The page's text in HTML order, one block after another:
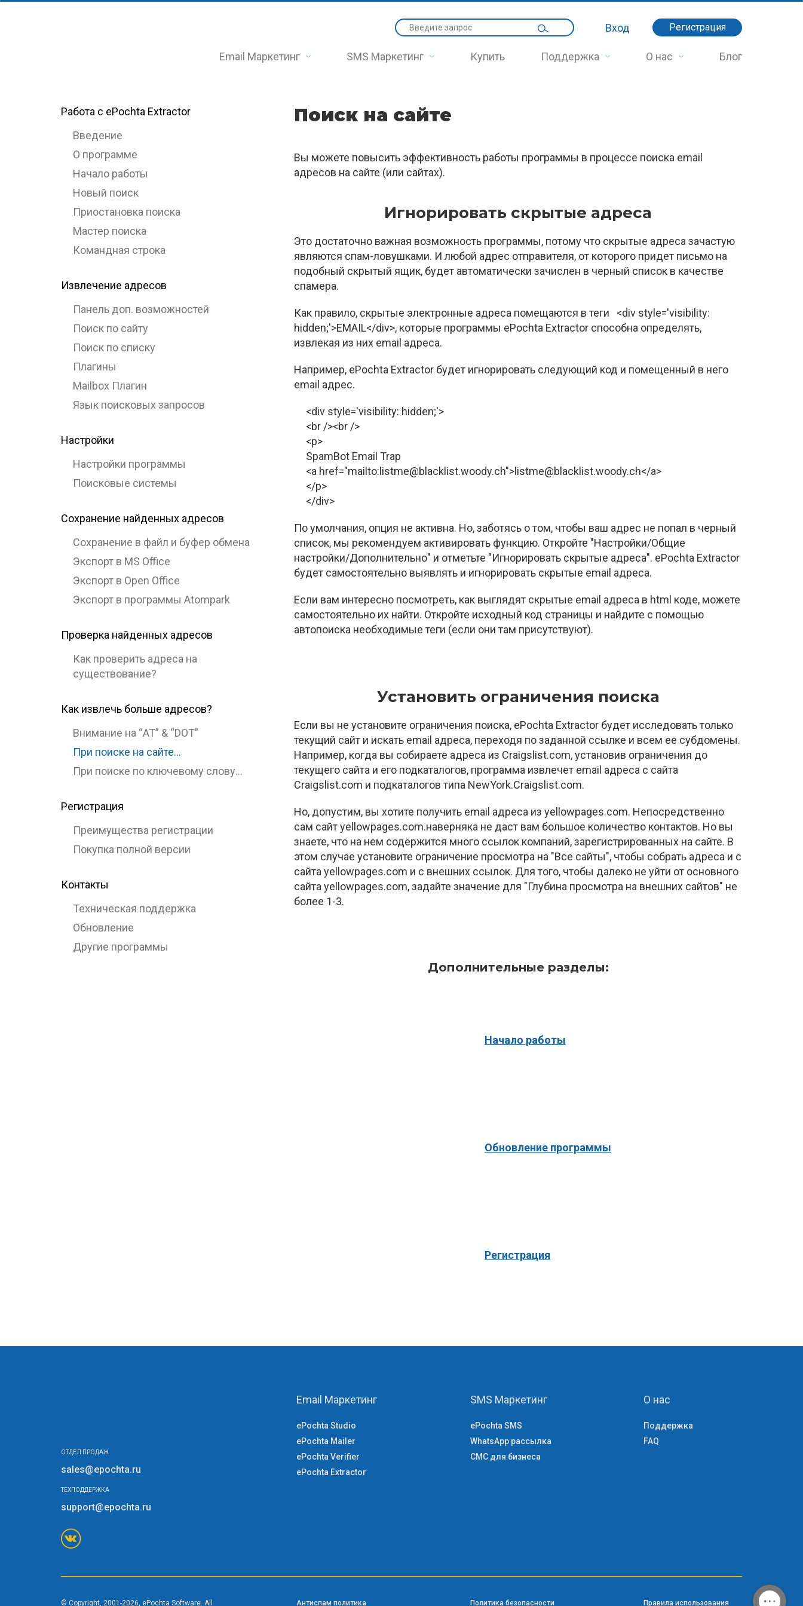
Вход Регистрация
Email Маркетинг SMS Маркетинг Купить Поддержка О нас Блог
Работа с ePochta Extractor
Введение
О программе
Начало работы
Новый поиск
Приостановка поиска
Мастер поиска
Командная строка
Извлечение адресов
Панель доп. возможностей
Поиск по сайту
Поиск по списку
Плагины
Mailbox Плагин
Язык поисковых запросов
Настройки
Настройки программы
Поисковые системы
Сохранение найденных адресов
Сохранение в файл и буфер обмена
Экспорт в MS Office
Экспорт в Open Office
Экспорт в программы Atompark
Проверка найденных адресов
Как проверить адреса на
существование?
Как извлечь больше адресов?
Внимание на “AT” & “DOT”
При поиске на сайте…
При поиске по ключевому слову…
Регистрация
Преимущества регистрации
Покупка полной версии
Контакты
Техническая поддержка
Обновление
Другие программы
Поиск на сайте
Вы можете повысить эффективность работы программы в процессе поиска email
адресов на сайте (или сайтах).
Игнорировать скрытые адреса
Это достаточно важная возможность программы, потому что скрытые адреса зачастую
являются спам-ловушками. И любой адрес отправителя, от которого придет письмо на
подобный скрытый ящик, будет автоматически зачислен в черный список в качестве
спамера.
Как правило, скрытые электронные адреса помещаются в теги <div style='visibility:
hidden;'>EMAIL</div>, которые программы ePochta Extractor способна определять,
извлекая из них email адреса.
Например, ePochta Extractor будет игнорировать следующий код и помещенный в него
email адрес.
<div style='visibility: hidden;'>
<br /><br />
<p>
SpamBot Email Trap
<a href="mailto:listme@blacklist.woody.ch">listme@blacklist.woody.ch</a>
</p>
</div>
По умолчания, опция не активна. Но, заботясь о том, чтобы ваш адрес не попал в черный
список, мы рекомендуем активировать функцию. Откройте "Настройки/Общие
настройки/Дополнительно" и отметьте "Игнорировать скрытые адреса". ePochta Extractor
будет самостоятельно выявлять и игнорировать скрытые email адреса.
Если вам интересно посмотреть, как выглядят скрытые email адреса в html коде, можете
самостоятельно их найти. Откройте исходный код страницы и найдите с помощью
автопоиска необходимые теги (если они там присутствуют).
Установить ограничения поиска
Если вы не установите ограничения поиска, ePochta Extractor будет исследовать только
текущий сайт и искать email адреса, переходя по заданной ссылке и всем ее субдомены.
Например, когда вы собираете адреса из Craigslist.com, установив ограничения до
текущего сайта и его подкаталогов, программа извлечет email адреса с сайта
Craigslist.com и подкаталогов типа NewYork.Craigslist.com.
Но, допустим, вы хотите получить email адреса из yellowpages.com. Непосредственно
сам сайт yellowpages.com.наверняка не даст вам большое количество контактов. Но вы
знаете, что на нем содержится много ссылок компаний, зарегистрированных на сайте. В
этом случае установите ограничение просмотра на "Все сайты", чтобы собрать адреса и с
сайта yellowpages.com и с внешних ссылок. Для того, чтобы далеко не уйти от основного
сайта yellowpages.com, задайте значение для "Глубина просмотра на внешних сайтов" не
более 1-3.
Дополнительные разделы:
Начало работы
Обновление программы
Регистрация
ОТДЕЛ ПРОДАЖ
sales@epochta.ru
ТЕХПОДДЕРЖКА
support@epochta.ru
Email Маркетинг
ePochta Studio
ePochta Mailer
ePochta Verifier
ePochta Extractor
SMS Маркетинг
ePochta SMS
WhatsApp рассылка
СМС для бизнеса
О нас
Поддержка
FAQ
© Copyright, 2001-2026, ePochta Software. All Антиспам политика Политика безопасности Правила использования